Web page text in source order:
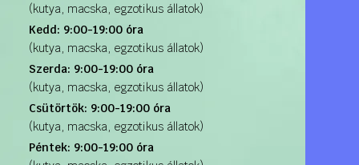
(kutya, macska, egzotikus állatok)
Kedd: 9:00-19:00 óra
(kutya, macska, egzotikus állatok)
Szerda: 9:00-19:00 óra
(kutya, macska, egzotikus állatok)
Csütörtök: 9:00-19:00 óra
(kutya, macska, egzotikus állatok)
Péntek: 9:00-19:00 óra